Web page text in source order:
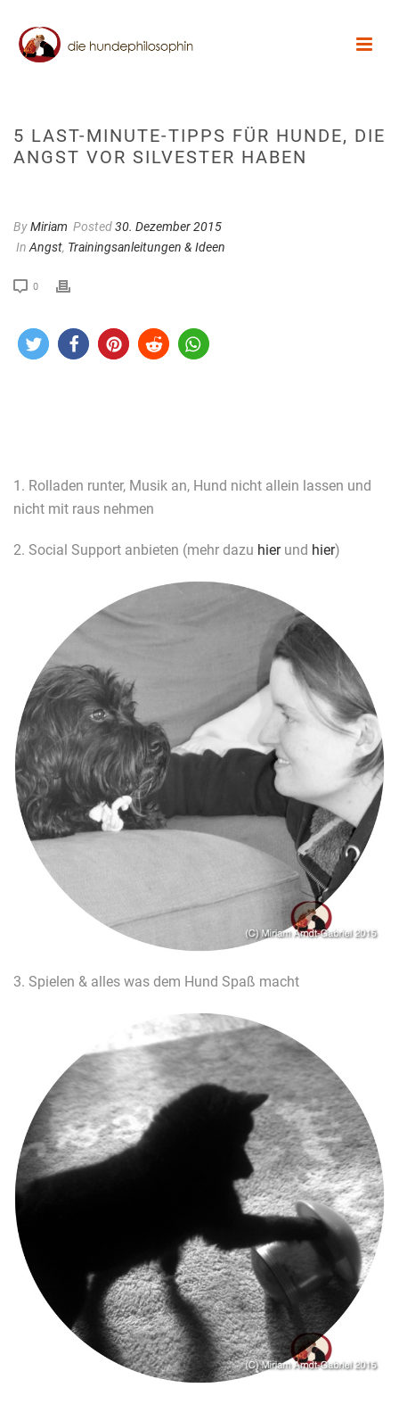
5 LAST-MINUTE-TIPPS FÜR HUNDE, DIE
ANGST VOR SILVESTER HABEN
ByMiriam Posted30. Dezember 2015
In Angst, Trainingsanleitungen & Ideen
0
1. Rolladen runter, Musik an, Hund nicht allein lassen und
nicht mit raus nehmen
2. Social Support anbieten (mehr dazu hierund hier)
3. Spielen & alles was dem Hund Spaß macht